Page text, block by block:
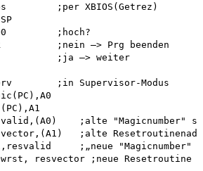
;per XBIOS(Getrez)
;hoch?
;nein —> Prg beenden
;ja —> weiter
;in Supervisor-Modus
;alte "Magicnumber"
;alte
;„neue "Magicnumber"
resvector ;neue Resetroutine